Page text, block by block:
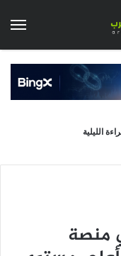
الليلية
منصة